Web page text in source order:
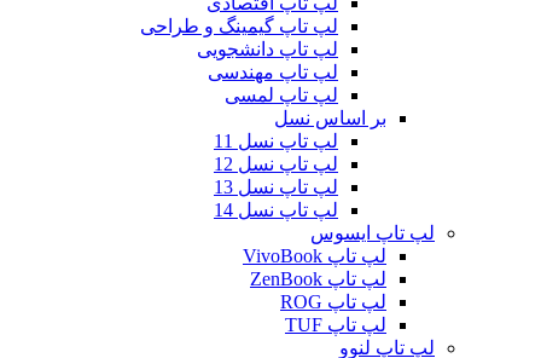
لپ تاپ گیمینگ و طراحی
لپ تاپ دانشجویی
لپ تاپ مهندسی
لپ تاپ لمسی
بر اساس نسل
لپ تاپ نسل 11
لپ تاپ نسل 12
لپ تاپ نسل 13
لپ تاپ نسل 14
لپ تاپ ایسوس
لپ تاپ VivoBook
لپ تاپ ZenBook
لپ تاپ ROG
لپ تاپ TUF
لپ تاپ لنوو